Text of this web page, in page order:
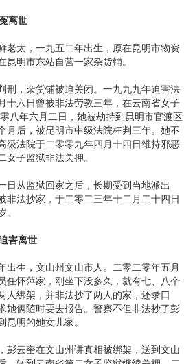
离世
老太，一九五二年出生，原在昆明市物资
明市东站自营一家杂货铺。
刑，杂货铺被迫关闭。一九九九年迫害法
十六日曾被非法劳教三年，在云南省女子
八年六月二日，她被劫持到昆明市官渡区
月后，被昆明市中级法院枉判三年。她不
级法院于二零零九年四月十四日维持邪恶
子监狱非法关押。
日从监狱回家之后，长期受到当地派出
非法抄家，于二零二三年十二月二十四日
害离世
出生，文山州文山市人。二零二零年五月
任怀萍家，刚坐下没多久，就有七、八个
人绑架，并非法抄了两人的家，还录口
她俩随时要去报告。警察不但非法抄了彭
明的她女儿家。
彭云奎在文山州讲真相被绑架，送到文山